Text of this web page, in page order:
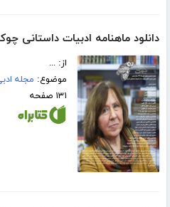
دانلود ماهنامه ادبیات داستانی چوک
از: ...
موضوع: مجله
۱۳۱ صفحه